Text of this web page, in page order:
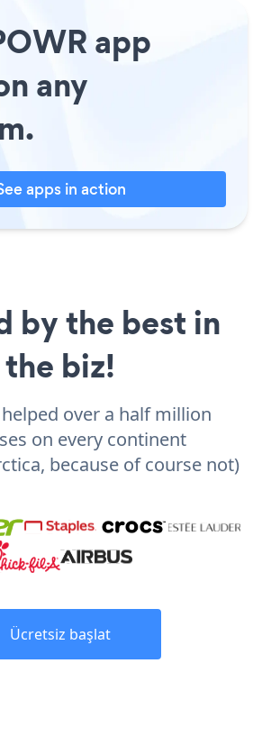
app
any
apps in action
by the best in
the biz!
helped over a half million
on every continent
because of course not)
Ücretsiz başlat